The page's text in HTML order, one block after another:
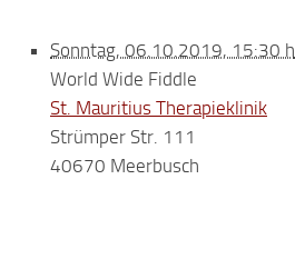
Sonntag, 06.10.2019, 15:30 h
World Wide Fiddle
St. Mauritius Therapieklinik
Strümper Str. 111
40670 Meerbusch